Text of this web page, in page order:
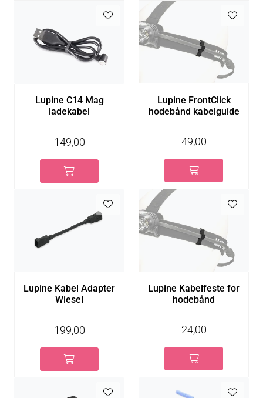
Lupine C14 Mag
ladekabel
149,00
Lupine FrontClick
hodebånd kabelguide
49,00
Lupine Kabel Adapter
Wiesel
199,00
Lupine Kabelfeste for
hodebånd
24,00